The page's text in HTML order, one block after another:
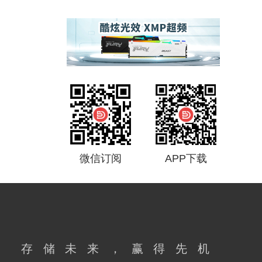
微信订阅 APP下载
存储未来，赢得先机